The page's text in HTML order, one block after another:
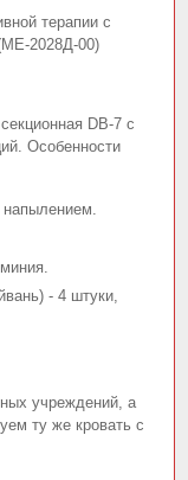
DB-7 с
Особенности
- 4 штуки,
учреждений, а
ту же кровать с